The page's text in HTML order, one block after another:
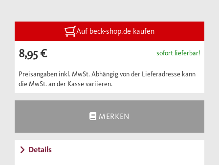
Auf beck-shop.de kaufen
8,95 € sofort lieferbar!
Preisangaben inkl. MwSt. Abhängig von der Lieferadresse kann
die MwSt. an der Kasse variieren.
MERKEN
Details